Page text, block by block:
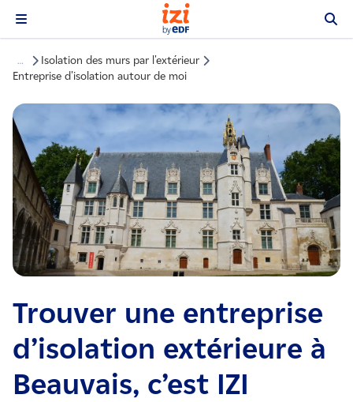
…
Isolation des murs par l'extérieur
Entreprise d'isolation autour de moi
Trouver une entreprise
d’isolation extérieure à
Beauvais, c’est IZI